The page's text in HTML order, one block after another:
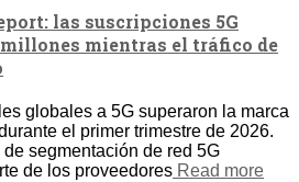
las suscripciones 5G
mientras el tráfico de
globales a 5G superaron la marca
el primer trimestre de 2026.
segmentación de red 5G
de los proveedores Read more